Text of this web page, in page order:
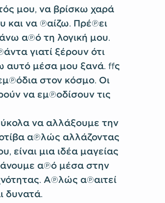
μου, να βρίσκω χαρά
και να παίζω. Πρέπει
από τη λογική μου.
γιατί ξέρουν ότι
αυτό μέσα μου ξανά. Ως
στον κόσμο. Οι
να εμποδίσουν τις
να αλλάξουμε την
απλώς αλλάζοντας
είναι μια ιδέα μαγείας
από μέσα στην
Απλώς απαιτεί
δυνατά.